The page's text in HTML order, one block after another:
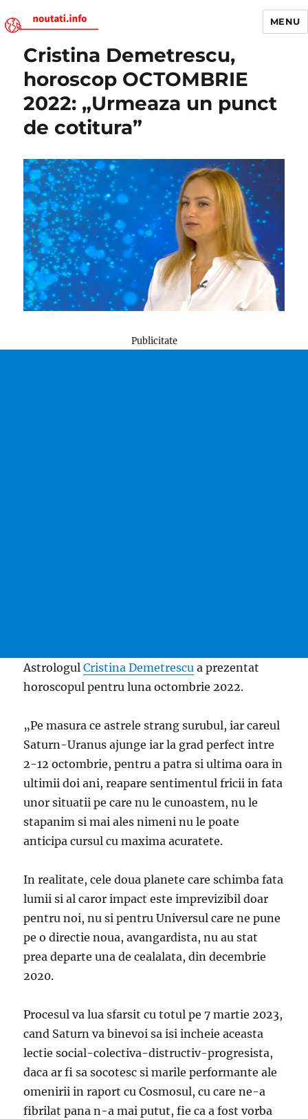
Noutati.Info
MENU
Cristina Demetrescu,
horoscop OCTOMBRIE
2022: „Urmeaza un punct
de cotitura”
Publicitate
AstrologulCristina Demetrescu a prezentat
horoscopul pentru luna octombrie 2022.
„Pe masura ce astrele strang surubul, iar careul
Saturn-Uranus ajunge iar la grad perfect intre
2-12 octombrie, pentru a patra si ultima oara in
ultimii doi ani, reapare sentimentul fricii in fata
unor situatii pe care nu le cunoastem, nu le
stapanim si mai ales nimeni nu le poate
anticipa cursul cu maxima acuratete.
In realitate, cele doua planete care schimba fata
lumii si al caror impact este imprevizibil doar
pentru noi, nu si pentru Universul care ne pune
pe o directie noua, avangardista, nu au stat
prea departe una de cealalata, din decembrie
2020.
Procesul va lua sfarsit cu totul pe 7 martie 2023,
cand Saturn va binevoi sa isi incheie aceasta
lectie social-colectiva-distructiv-progresista,
daca ar fi sa socotesc si marile performante ale
omenirii in raport cu Cosmosul, cu care ne-a
fibrilat pana n-a mai putut, fie ca a fost vorba